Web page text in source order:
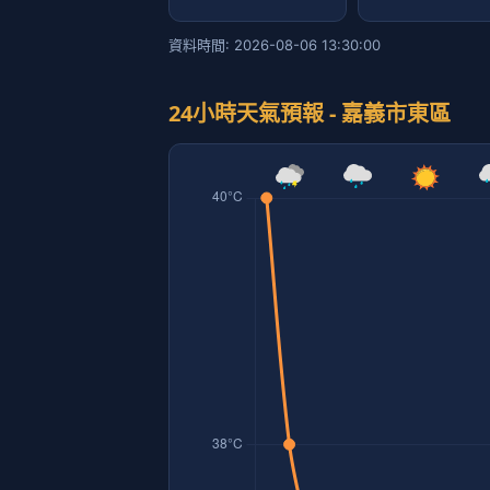
資料時間: 2026-08-06 13:30:00
24小時天氣預報 - 嘉義市東區